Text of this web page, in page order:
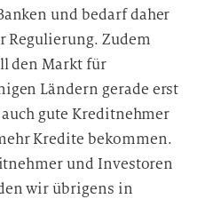
und bedarf daher
Regulierung. Zudem
den Markt für
Ländern gerade erst
gute Kreditnehmer
Kredite bekommen.
und Investoren
wir übrigens in